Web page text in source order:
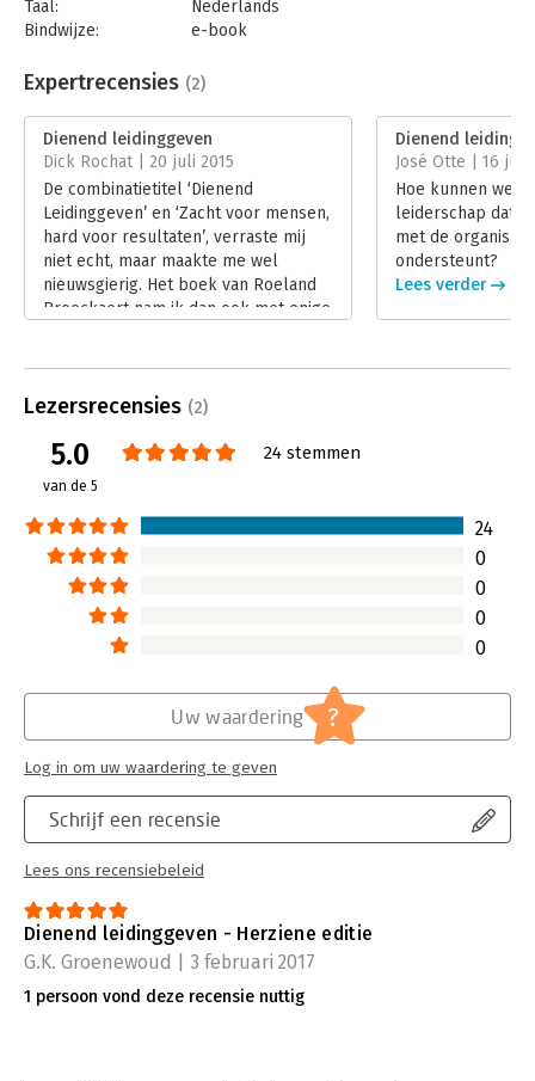
leiderschap. Dit boek biedt daar fantastische praktische
handvatten voor aan.' - Dirk-Jan de Bruijn, directeur De
Taal:
Nederlands
Bindwijze:
e-book
Bestandsformaat:
epub
Uitgever:
Druk:
1
Verschijningsdatum:
29-10-2016
Hoofdrubriek: Leiderschap
Expertrecensies (2)
Dienend leidinggeven
Dick Rochat | 20 juli 2015
De combinatietitel ‘Dienend
Leidinggeven’ en ‘Zacht voor mensen,
hard voor resultaten’, verraste mij
niet echt, maar maakte me wel
nieuwsgierig. Het boek van Roeland
Broeckaert nam ik dan ook met enige
Dienend
José Otte | 16 juni
Hoe kunnen we
leiderschap dat
met de
ondersteunt?
Lees verder
Lezersrecensies (2)
5.0
van de 5
24 stemmen
24
0
0
0
0
Schrijf een recensie
Lees ons recensiebeleid
Uw waardering ?
Log in om uw waardering te geven
Dienend leidinggeven - Herziene editie
G.K. Groenewoud | 3 februari 2017
1 persoon vond deze recensie nuttig